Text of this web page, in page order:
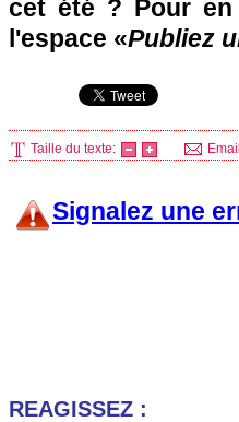
cet été ? Pour en
l'espace «Publiez
Taille du texte: Email
Signalez une
REAGISSEZ :